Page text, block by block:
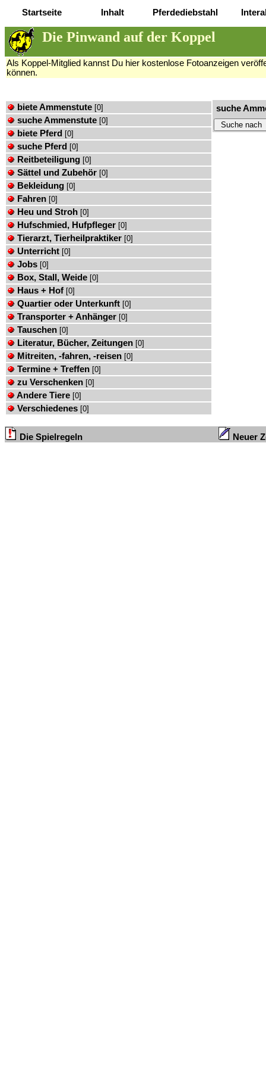
Startseite Inhalt Pferdediebstahl
Die Pinwand auf der Koppel
Als Koppel-Mitglied kannst Du hier kostenlose Fotoanzeigen
können.
biete Ammenstute [0]
suche Ammenstute [0]
biete Pferd [0]
suche Pferd [0]
Reitbeteiligung [0]
Sättel und Zubehör [0]
Bekleidung [0]
Fahren [0]
Heu und Stroh [0]
Hufschmied, Hufpfleger [0]
Tierarzt, Tierheilpraktiker [0]
Unterricht [0]
Jobs [0]
Box, Stall, Weide [0]
Haus + Hof [0]
Quartier oder Unterkunft [0]
Transporter + Anhänger [0]
Tauschen [0]
Literatur, Bücher, Zeitungen [0]
Mitreiten, -fahren, -reisen [0]
Termine + Treffen [0]
zu Verschenken [0]
Andere Tiere [0]
Verschiedenes [0]
suche
Die Spielregeln Neuer